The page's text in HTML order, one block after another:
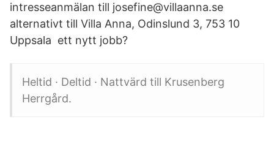
intresseanmälan till josefine@villaanna.se
alternativt till Villa Anna, Odinslund 3, 753 10
Uppsala ett nytt jobb?
Heltid · Deltid · Nattvärd till Krusenberg
Herrgård.